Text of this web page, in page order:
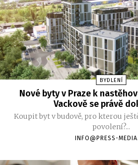
BYDLENÍ
Nové byty v Praze k
Vackově se právě
Koupit byt v budově, pro kterou
povolení?...
INFO@PRESS-